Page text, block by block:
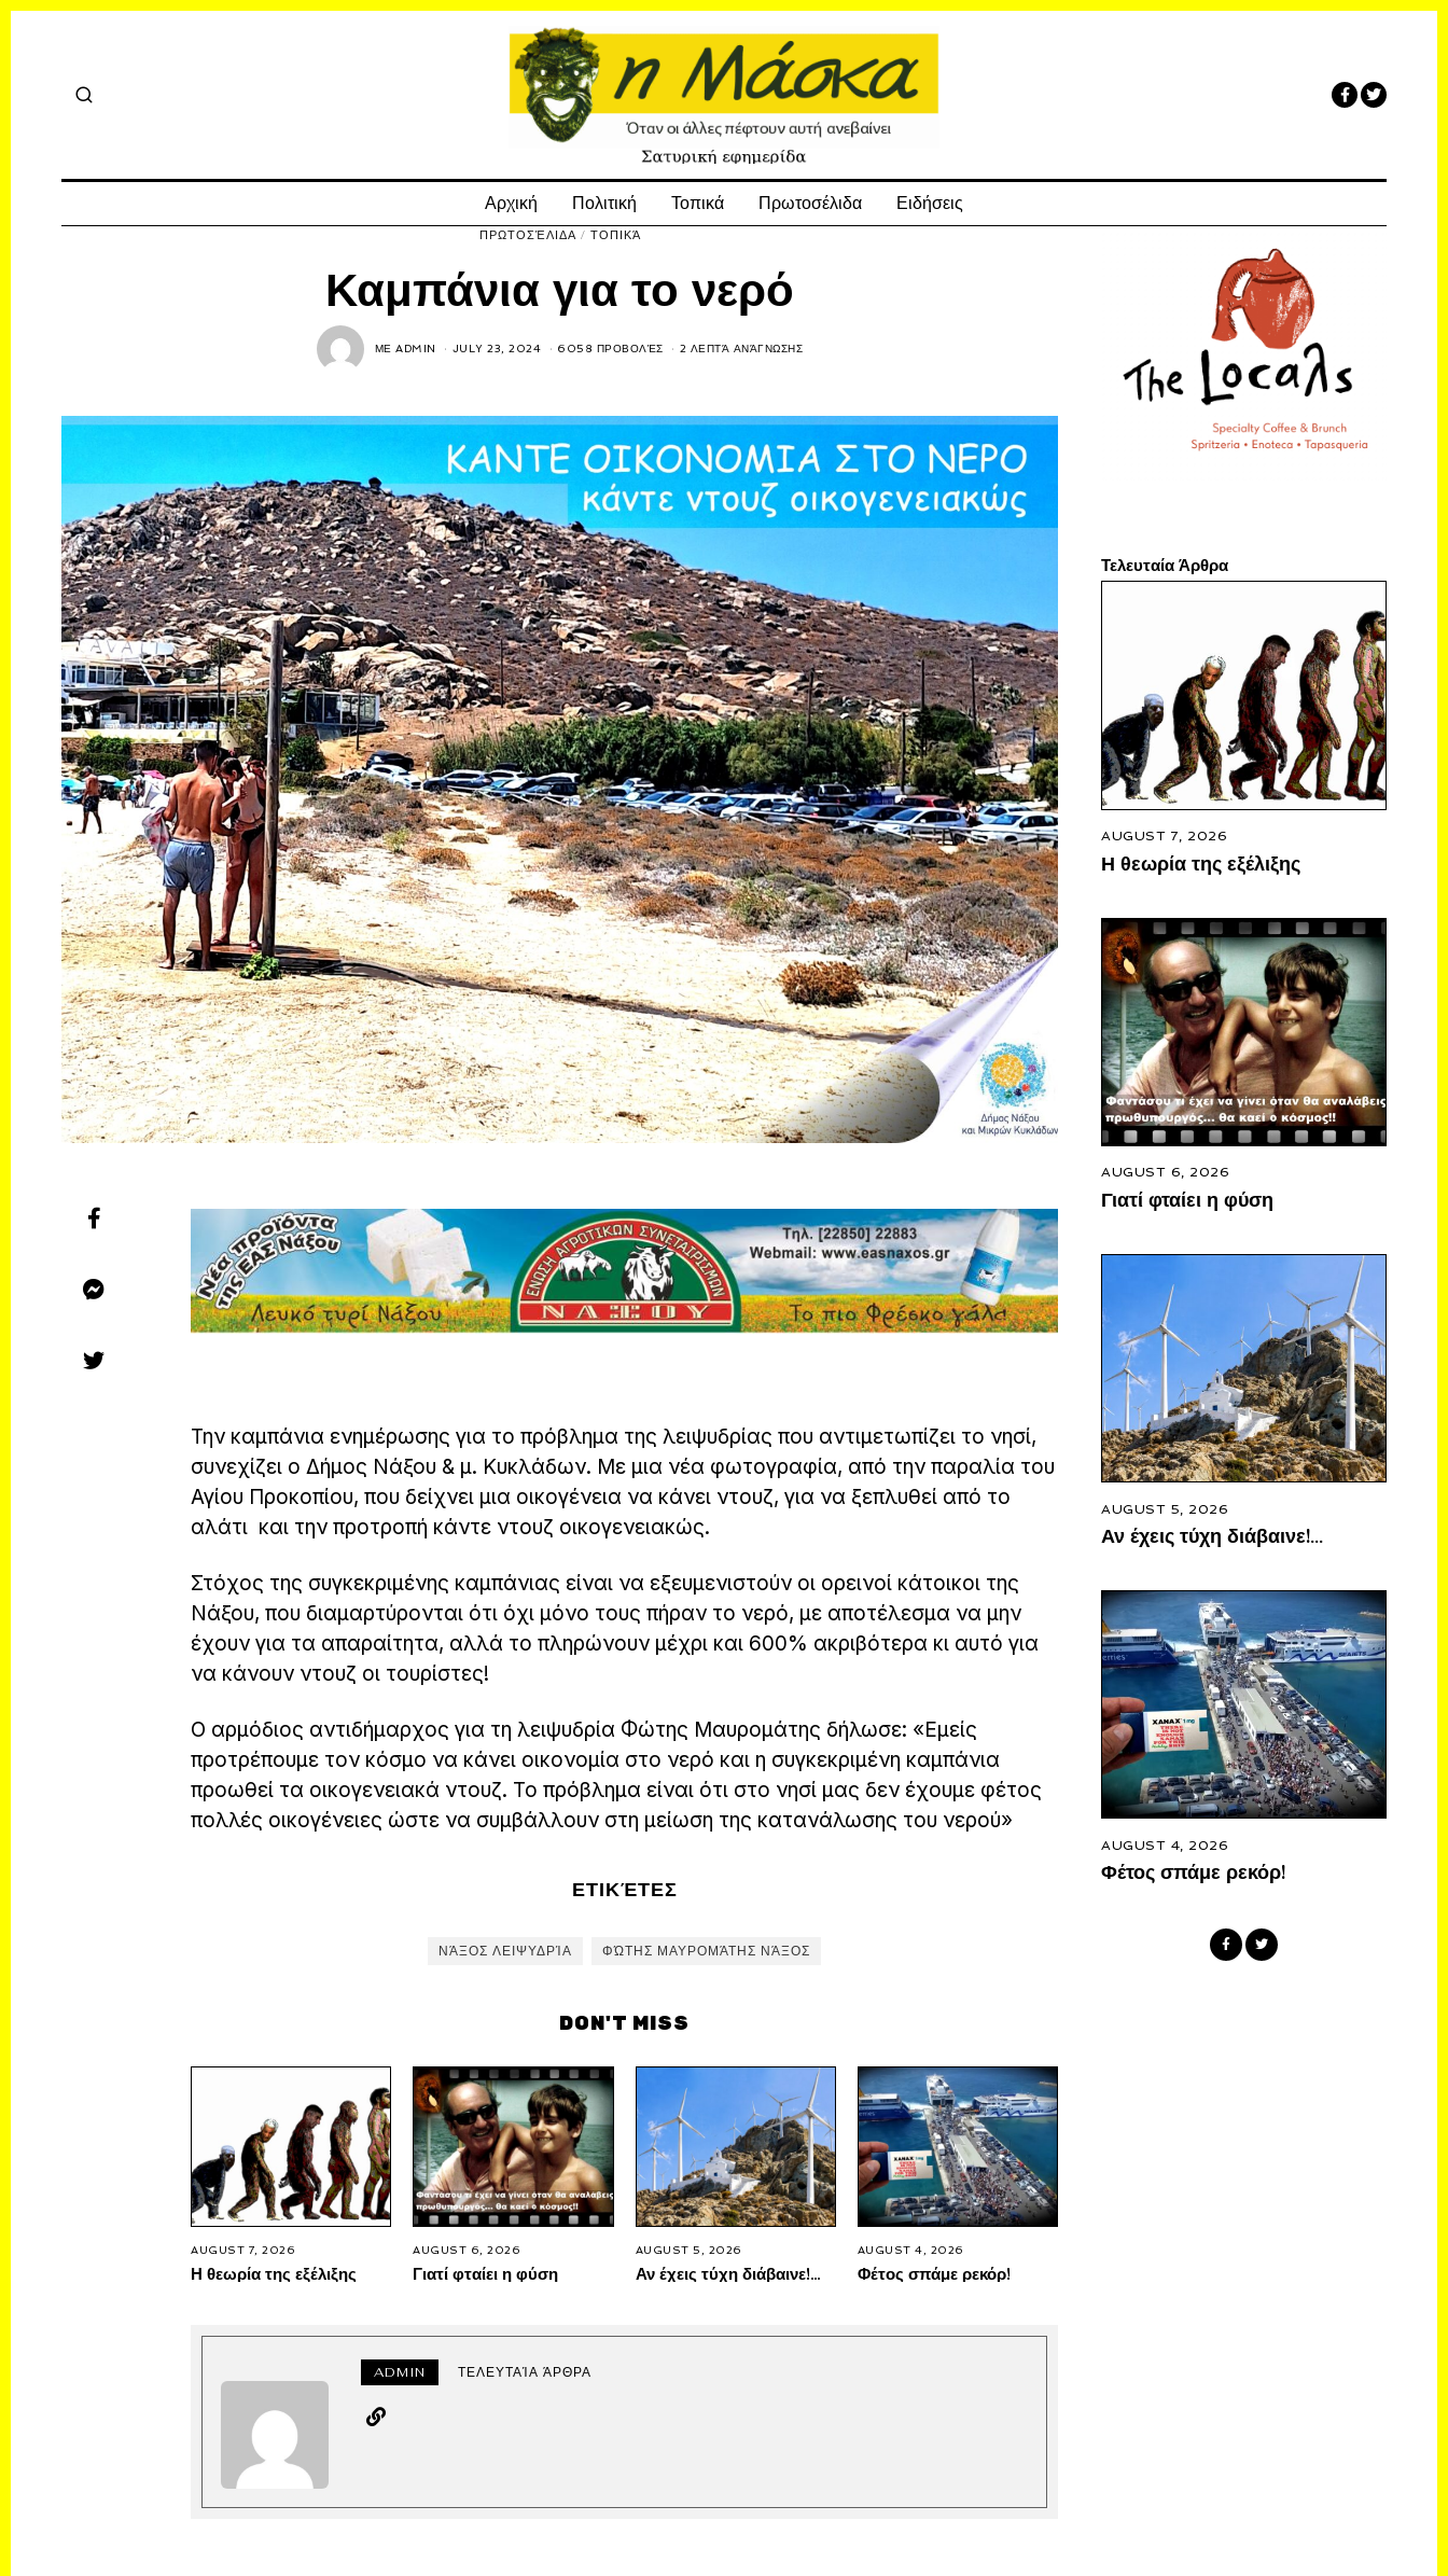
Αρχική Πολιτική Τοπικά Πρωτοσέλιδα Ειδήσεις
ΠΡΩΤΟΣΈΛΙΔΑ / ΤΟΠΙΚΆ
Καμπάνια για το νερό
ΜΕADMIN JULY 23, 2024 6058 ΠΡΟΒΟΛΈΣ 2 ΛΕΠΤΆ ΑΝΆΓΝΩΣΗΣ
Την καμπάνια ενημέρωσης για το πρόβλημα της λειψυδρίας που αντιμετωπίζει το νησί,
συνεχίζει ο Δήμος Νάξου & μ. Κυκλάδων. Με μια νέα φωτογραφία, από την παραλία του
Αγίου Προκοπίου, που δείχνει μια οικογένεια να κάνει ντουζ, για να ξεπλυθεί από το
αλάτι και την προτροπή κάντε ντουζ οικογενειακώς.
Στόχος της συγκεκριμένης καμπάνιας είναι να εξευμενιστούν οι ορεινοί κάτοικοι της
Νάξου, που διαμαρτύρονται ότι όχι μόνο τους πήραν το νερό, με αποτέλεσμα να μην
έχουν για τα απαραίτητα, αλλά το πληρώνουν μέχρι και 600% ακριβότερα κι αυτό για
να κάνουν ντουζ οι τουρίστες!
Ο αρμόδιος αντιδήμαρχος για τη λειψυδρία Φώτης Μαυρομάτης δήλωσε: «Εμείς
προτρέπουμε τον κόσμο να κάνει οικονομία στο νερό και η συγκεκριμένη καμπάνια
προωθεί τα οικογενειακά ντουζ. Το πρόβλημα είναι ότι στο νησί μας δεν έχουμε φέτος
πολλές οικογένειες ώστε να συμβάλλουν στη μείωση της κατανάλωσης του νερού»
ΕΤΙΚΈΤΕΣ
ΝΆΞΟΣ ΛΕΙΨΥΔΡΊΑ ΦΏΤΗΣ ΜΑΥΡΟΜΆΤΗΣ ΝΆΞΟΣ
DON'T MISS
AUGUST 7, 2026
Η θεωρία της εξέλιξης
AUGUST 6, 2026
Γιατί φταίει η φύση
AUGUST 5, 2026
Αν έχεις τύχη διάβαινε!…
AUGUST 4, 2026
Φέτος σπάμε ρεκόρ!
ADMIN ΤΕΛΕΥΤΑΊΑ ΆΡΘΡΑ
Τελευταία Άρθρα
AUGUST 7, 2026
Η θεωρία της εξέλιξης
AUGUST 6, 2026
Γιατί φταίει η φύση
AUGUST 5, 2026
Αν έχεις τύχη διάβαινε!…
AUGUST 4, 2026
Φέτος σπάμε ρεκόρ!